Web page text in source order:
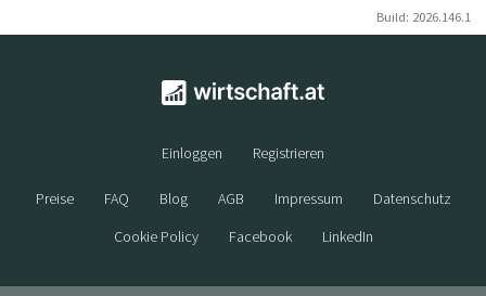
Build: 2026.146.1
Einloggen Registrieren
Preise FAQ Blog AGB Impressum
Datenschutz
Cookie Policy
Facebook LinkedIn